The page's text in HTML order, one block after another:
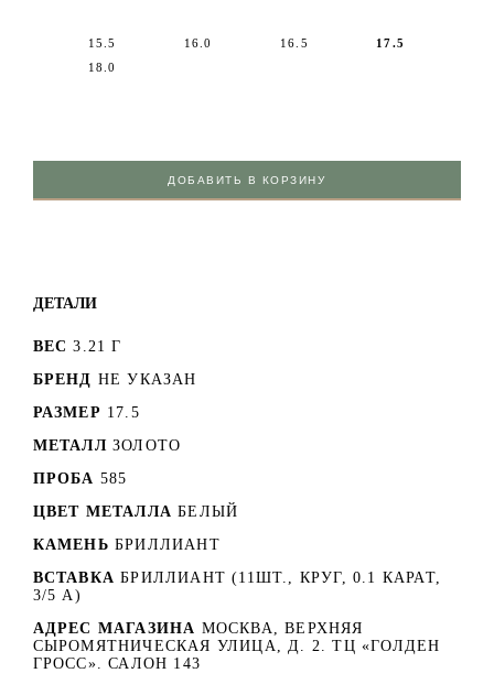
15.5 16.0 16.5
17.5
18.0
ДОБАВИТЬ В КОРЗИНУ
ДЕТАЛИ
ВЕС 3.21 Г
БРЕНД НЕ УКАЗАН
РАЗМЕР 17.5
МЕТАЛЛ ЗОЛОТО
ПРОБА 585
ЦВЕТ МЕТАЛЛА БЕЛЫЙ
КАМЕНЬ БРИЛЛИАНТ
ВСТАВКА БРИЛЛИАНТ (11ШТ., КРУГ, 0.1 КАРАТ,
3/5 А)
АДРЕС МАГАЗИНА МОСКВА, ВЕРХНЯЯ
СЫРОМЯТНИЧЕСКАЯ УЛИЦА, Д. 2. ТЦ «ГОЛДЕН
ГРОСС». САЛОН 143